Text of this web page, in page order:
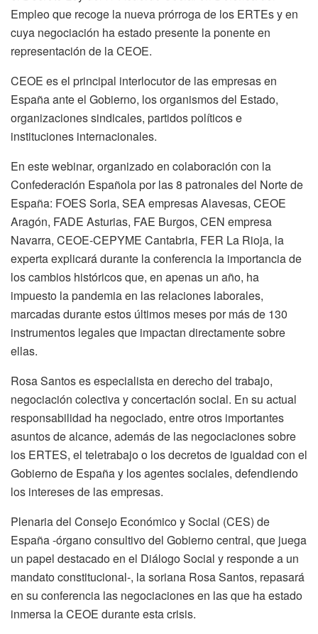
Empleo que recoge la nueva prórroga de los ERTEs y en
cuya negociación ha estado presente la ponente en
representación de la CEOE.
CEOE es el principal interlocutor de las empresas en
España ante el Gobierno, los organismos del Estado,
organizaciones sindicales, partidos políticos e
instituciones internacionales.
En este webinar, organizado en colaboración con la
Confederación Española por las 8 patronales del Norte de
España: FOES Soria, SEA empresas Alavesas, CEOE
Aragón, FADE Asturias, FAE Burgos, CEN empresa
Navarra, CEOE-CEPYME Cantabria, FER La Rioja, la
experta explicará durante la conferencia la importancia de
los cambios históricos que, en apenas un año, ha
impuesto la pandemia en las relaciones laborales,
marcadas durante estos últimos meses por más de 130
instrumentos legales que impactan directamente sobre
ellas.
Rosa Santos es especialista en derecho del trabajo,
negociación colectiva y concertación social. En su actual
responsabilidad ha negociado, entre otros importantes
asuntos de alcance, además de las negociaciones sobre
los ERTES, el teletrabajo o los decretos de igualdad con el
Gobierno de España y los agentes sociales, defendiendo
los intereses de las empresas.
Plenaria del Consejo Económico y Social (CES) de
España -órgano consultivo del Gobierno central, que juega
un papel destacado en el Diálogo Social y responde a un
mandato constitucional-, la soriana Rosa Santos, repasará
en su conferencia las negociaciones en las que ha estado
inmersa la CEOE durante esta crisis.